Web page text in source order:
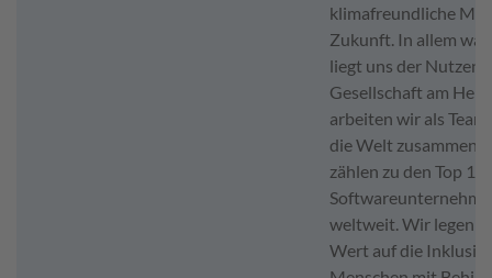
klimafreundliche
Zukunft. In allem
liegt uns der Nutzen
Gesellschaft am
arbeiten wir als
die Welt zusammen.
zählen zu den Top 10
weltweit. Wir legen
Wert auf die